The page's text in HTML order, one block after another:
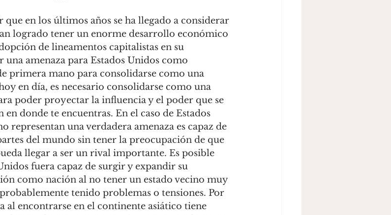
logrado tener un enorme desarrollo económico
de lineamentos capitalistas en su
amenaza para Estados Unidos como
primera mano para consolidarse como una
en día, es necesario consolidarse como una
poder proyectar la influencia y el poder que se
donde te encuentras. En el caso de Estados
representan una verdadera amenaza es capaz de
del mundo sin tener la preocupación de que
llegar a ser un rival importante. Es posible
fuera capaz de surgir y expandir su
como nación al no tener un estado vecino muy
tenido problemas o tensiones. Por
al encontrarse en el continente asiático tiene